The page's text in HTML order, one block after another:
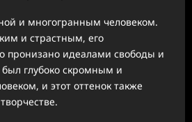
и многогранным человеком.
и страстным, его
пронизано идеалами свободы и
глубоко скромным и
и этот оттенок также